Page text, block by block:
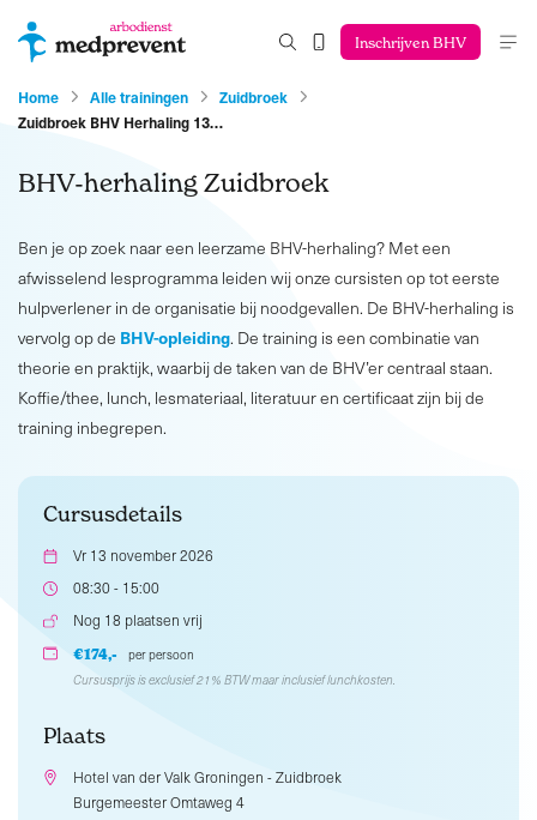
Inschrijven BHV
Home Alle trainingen
Zuidbroek
Zuidbroek BHV Herhaling 13…
BHV-herhaling Zuidbroek
Ben je op zoek naar een leerzame BHV-herhaling? Met een
afwisselend lesprogramma leiden wij onze cursisten op tot eerste
hulpverlener in de organisatie bij noodgevallen. De BHV-herhaling is
vervolg op de BHV-opleiding. De training is een combinatie van
theorie en praktijk, waarbij de taken van de BHV’er centraal staan.
Koffie/thee, lunch, lesmateriaal, literatuur en certificaat zijn bij de
training inbegrepen.
Cursusdetails
Vr 13 november 2026
08:30 - 15:00
Nog 18 plaatsen vrij
€174,-
per persoon
Cursusprijs is exclusief 21% BTW maar inclusief lunchkosten.
Plaats
Hotel van der Valk Groningen - Zuidbroek
Burgemeester Omtaweg 4